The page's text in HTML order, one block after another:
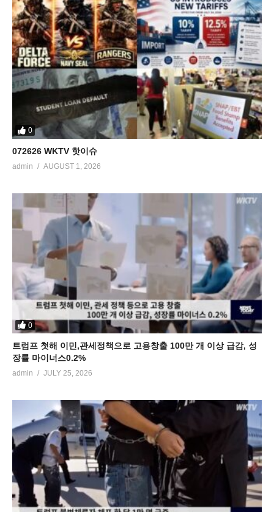
0
072626 WKTV 핫이슈
admin AUGUST 1, 2026
0
트럼프 첫해 이민,관세정책으로 고용창출 100만 개 이상 급감, 성
장률 마이너스0.2%
admin JULY 25, 2026